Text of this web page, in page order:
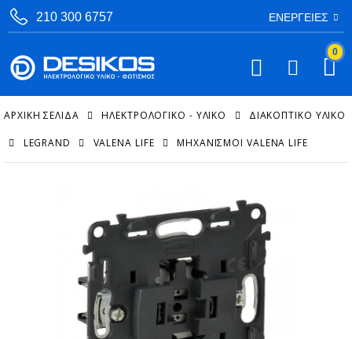
210 300 6757 ΕΝΈΡΓΕΙΕΣ
0
ΑΡΧΙΚΉ ΣΕΛΊΔΑ ΗΛΕΚΤΡΟΛΟΓΙΚΟ - ΥΛΙΚΟ ΔΙΑΚΟΠΤΙΚΌ ΥΛΙΚΌ
LEGRAND VALENA LIFE ΜΗΧΑΝΙΣΜΟΊ VALENA LIFE